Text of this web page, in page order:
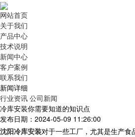
网站首页
关于我们
产品中心
技术说明
新闻中心
客户案例
联系我们
新闻详细
行业资讯 公司新闻
冷库安装你需要知道的知识点
发布日期：2024-05-09 11:26:00
沈阳冷库安装对于一些工厂，尤其是生产